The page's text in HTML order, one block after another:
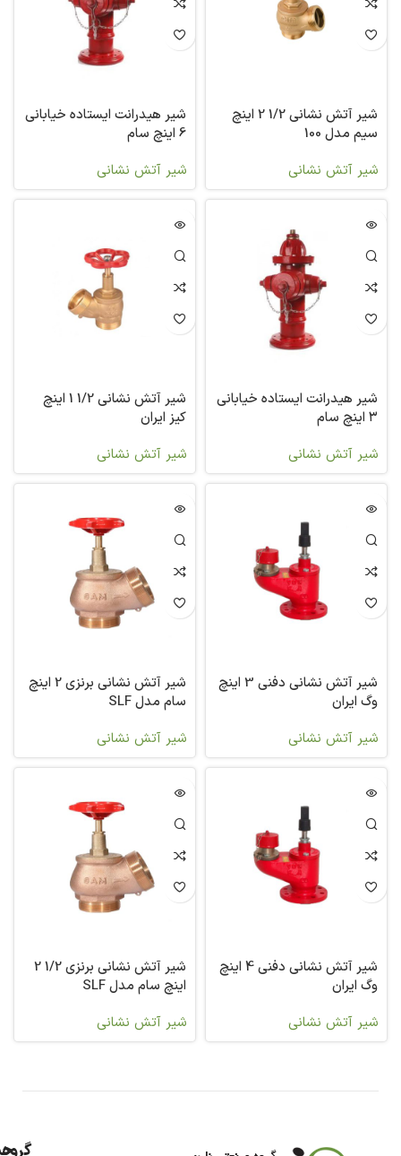
شیر آتش نشانی 1/2 2 اینچ
سیم مدل 100
شیر آتش نشانی
شیر هیدرانت ایستاده خیابانی
6 اینچ سام
شیر آتش نشانی
شیر هیدرانت ایستاده خیابانی
۳ اینچ سام
شیر آتش نشانی
شیر آتش نشانی 1/2 1 اینچ
کیز ایران
شیر آتش نشانی
شیر آتش نشانی دفنی 3 اینچ
وگ ایران
شیر آتش نشانی
شیر آتش نشانی برنزی 2 اینچ
سام مدل SLF
شیر آتش نشانی
شیر آتش نشانی دفنی 4 اینچ
وگ ایران
شیر آتش نشانی
شیر آتش نشانی برنزی 1/2 2
اینچ سام مدل SLF
شیر آتش نشانی
گروه